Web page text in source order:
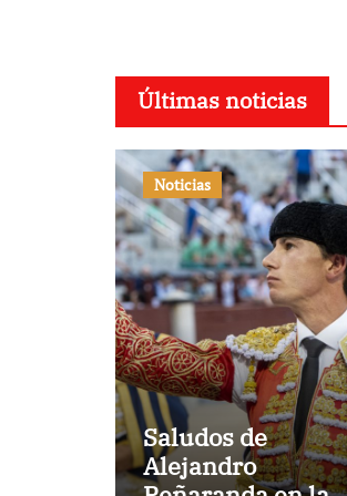
Últimas noticias
Noticias
Saludos de
Alejandro